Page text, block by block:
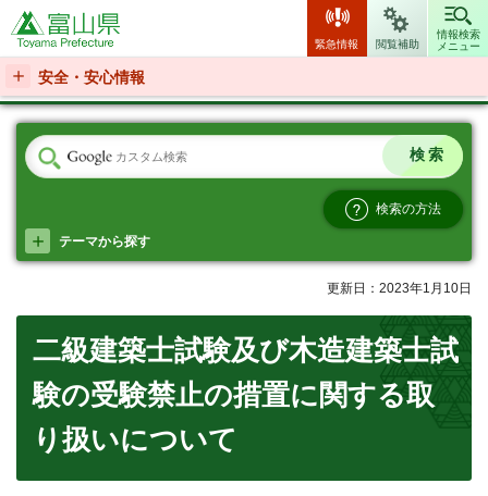
富山県
緊急情報 閲覧補助
情報検索
メニュー
安全・安心情報
検索の方法
テーマから探す
更新日：2023年1月10日
二級建築士試験及び木造建築士試
験の受験禁止の措置に関する取
り扱いについて